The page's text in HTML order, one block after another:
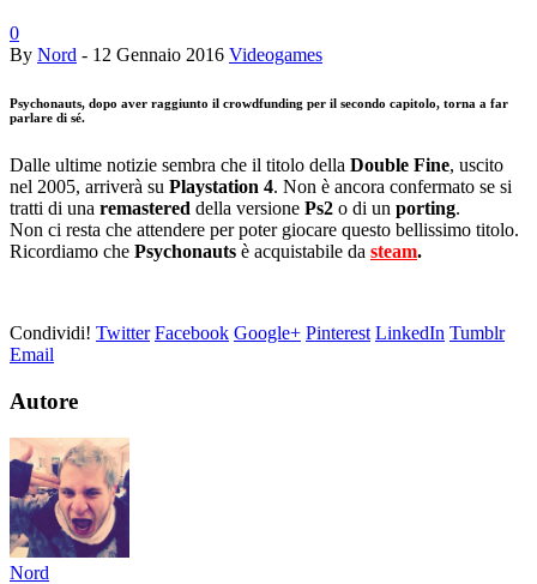
0
By Nord - 12 Gennaio 2016 Videogames
Psychonauts, dopo aver raggiunto il crowdfunding per il secondo capitolo, torna a far
parlare di sé.
Dalle ultime notizie sembra che il titolo della Double Fine, uscito
nel 2005, arriverà su Playstation 4. Non è ancora confermato se si
tratti di una remastered della versione Ps2 o di un porting.
Non ci resta che attendere per poter giocare questo bellissimo titolo.
Ricordiamo che Psychonauts è acquistabile da steam.
Condividi! Twitter Facebook Google+ Pinterest LinkedIn Tumblr
Email
Autore
Nord